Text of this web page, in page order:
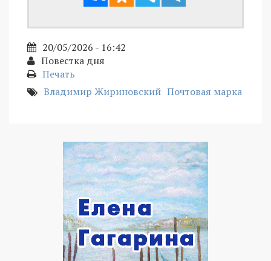
20/05/2026 - 16:42
Повестка дня
Печать
Владимир Жириновский Почтовая марка